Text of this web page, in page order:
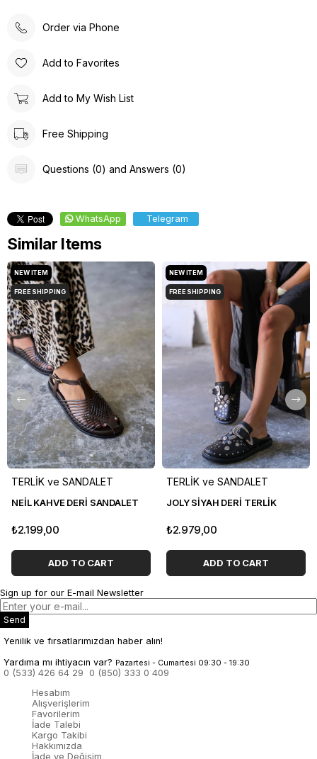
Order via Phone
Add to Favorites
Add to My Wish List
Free Shipping
Questions (0) and Answers (0)
WhatsApp Telegram
Similar Items
TERLİK ve SANDALET
NEİL KAHVE DERİ SANDALET
₺2.199,00
ADD TO CART
NEW ITEM
FREE SHIPPING
TERLİK ve SANDALET
JOLY SİYAH DERİ TERLİK
₺2.979,00
ADD TO CART
NEW ITEM
FREE SHIPPING
Sign up for our E-mail Newsletter
Send
Yenilik ve fırsatlarımızdan haber alın!
Yardıma mı ihtiyacın var? Pazartesi - Cumartesi 09:30 - 19:30
0 (533) 426 64 29
0 (850) 333 0 409
Hesabım
Alışverişlerim
Favorilerim
İade Talebi
Kargo Takibi
Hakkımızda
İade ve Değişim